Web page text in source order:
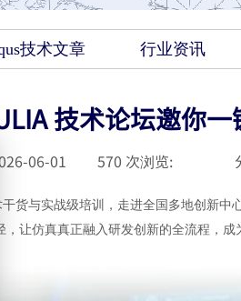
技术文章 行业资讯
技术论坛邀你一
06-01 570 次浏览:
货与实战级培训，走进全国多地创新中
让仿真真正融入研发创新的全流程，成